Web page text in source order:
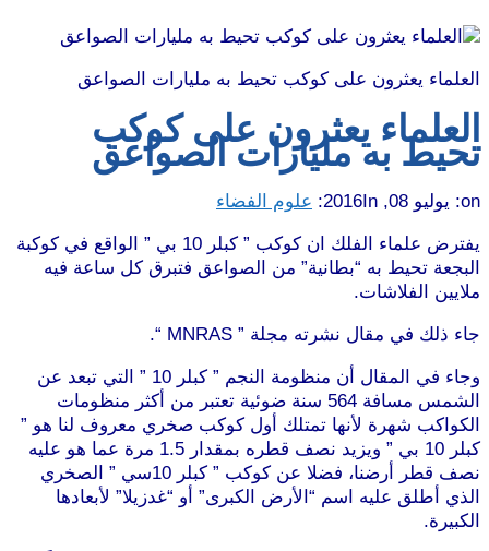
العلماء يعثرون على كوكب تحيط به مليارات الصواعق
العلماء يعثرون على كوكب
تحيط به مليارات الصواعق
on: يوليو 08, 2016 In: علوم الفضاء
يفترض علماء الفلك ان كوكب ” كبلر 10 بي ” الواقع في كوكبة
البجعة تحيط به “بطانية” من الصواعق فتبرق كل ساعة فيه
ملايين الفلاشات.
جاء ذلك في مقال نشرته مجلة ” MNRAS “.
وجاء في المقال أن منظومة النجم ” كبلر 10 ” التي تبعد عن
الشمس مسافة 564 سنة ضوئية تعتبر من أكثر منظومات
الكواكب شهرة لأنها تمتلك أول كوكب صخري معروف لنا هو ”
كبلر 10 بي ” ويزيد نصف قطره بمقدار 1.5 مرة عما هو عليه
نصف قطر أرضنا، فضلا عن كوكب ” كبلر 10سي ” الصخري
الذي أطلق عليه اسم “الأرض الكبرى” أو “غدزيلا” لأبعادها
الكبيرة.